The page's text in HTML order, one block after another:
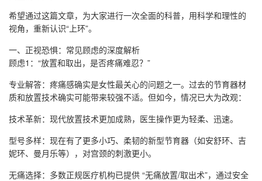
希望通过这篇文章，为大家进行一次全面的科普，用科学和理性的
视角，重新认识“上环”。
一、正视恐惧：常见顾虑的深度解析
顾虑1：“放置和取出，是否疼痛难忍？”
专业解答：疼痛感确实是女性最关心的问题之一。过去的节育器材
质和放置技术确实可能带来较强不适。但如今，情况已大为改观：
技术革新：现代放置技术更加成熟，医生操作更为轻柔、迅速。
型号多样：现在有了更多小巧、柔韧的新型节育器（如安舒环、吉
妮环、曼月乐等），对宫颈的刺激更小。
无痛选择：多数正规医疗机构已提供 “无痛放置/取出术”，通过安全